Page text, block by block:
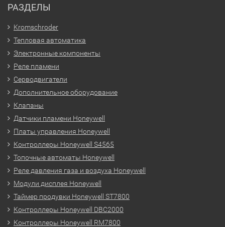
РАЗДЕЛЫ
Kromschroder
Тепловая автоматика
Электронные компоненты
Реле пламени
Серводвигатели
Дополнительное оборудование
Клапаны
Датчики пламени Honeywell
Платы управления Honeywell
Контроллеры Honeywell S4565
Топочные автоматы Honeywell
Реле давления газа и воздуха Honeywell
Модули дисплея Honeywell
Таймер продувки Honeywell ST7800
Контроллеры Honeywell DBC2000
Контроллеры Honeywell RM7800